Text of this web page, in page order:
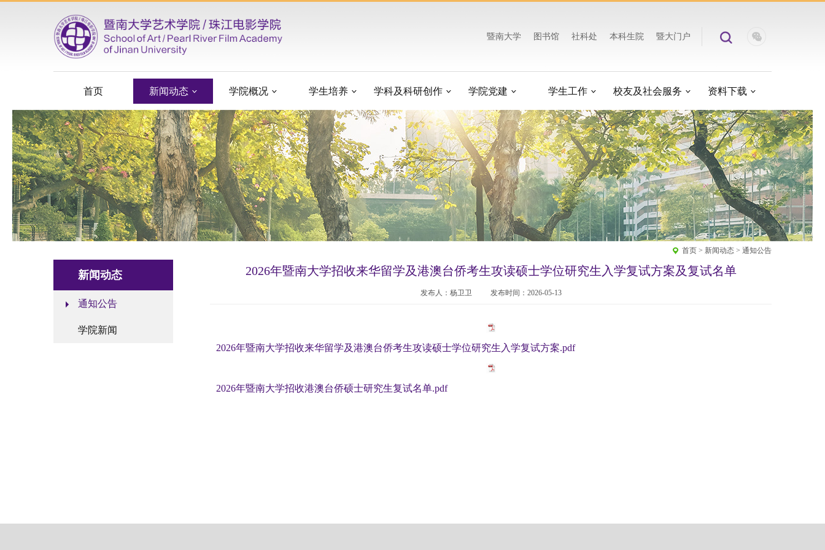
暨南大学 图书馆 社科处 本科生院 暨大门户
首页 新闻动态 学院概况 学生培养 学科及科研创作 学院党建 学生工作 校友及社会服务 资料下载
首页 > 新闻动态 > 通知公告
新闻动态
通知公告
学院新闻
2026年暨南大学招收来华留学及港澳台侨考生攻读硕士学位研究生入学复试方案及复试名单
发布人：杨卫卫 发布时间：2026-05-13
2026年暨南大学招收来华留学及港澳台侨考生攻读硕士学位研究生入学复试方案.pdf
2026年暨南大学招收港澳台侨硕士研究生复试名单.pdf